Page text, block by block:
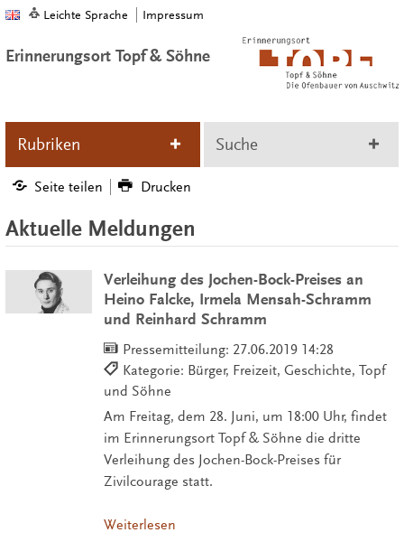
Leichte Sprache Impressum
Erinnerungsort Topf & Söhne
Rubriken Suche
Seite teilen Drucken
Aktuelle Meldungen
Verleihung des Jochen-Bock-Preises an
Heino Falcke, Irmela Mensah-Schramm
und Reinhard Schramm
Pressemitteilung: 27.06.2019 14:28
Kategorie: Bürger, Freizeit, Geschichte, Topf
und Söhne
Am Freitag, dem 28. Juni, um 18:00 Uhr, findet
im Erinnerungsort Topf & Söhne die dritte
Verleihung des Jochen-Bock-Preises für
Zivilcourage statt.
Weiterlesen